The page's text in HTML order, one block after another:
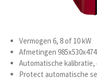
Vermogen 6, 8 of 10 kW
Afmetingen 985x530x474
Automatische kalibratie,
Protect automatische